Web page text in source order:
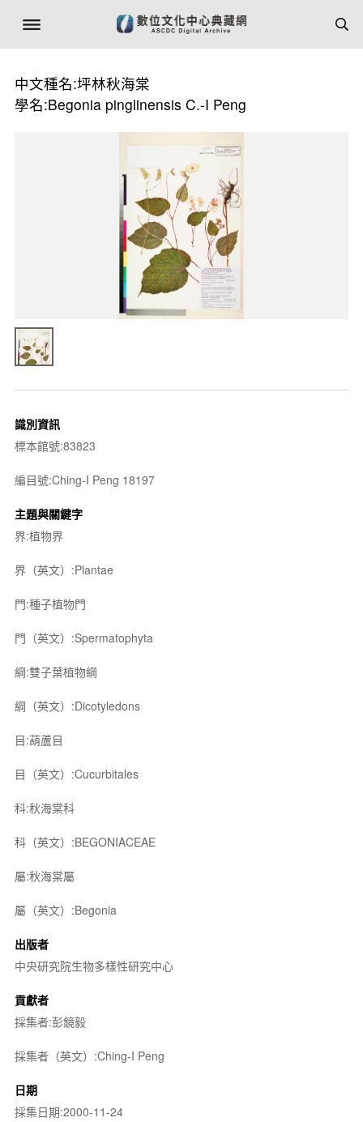
中文種名:坪林秋海棠
學名:Begonia pinglinensis C.-I Peng
識別資訊
標本館號:83823
編目號:Ching-I Peng 18197
主題與關鍵字
界:植物界
界（英文）:Plantae
門:種子植物門
門（英文）:Spermatophyta
綱:雙子葉植物綱
綱（英文）:Dicotyledons
目:葫蘆目
目（英文）:Cucurbitales
科:秋海棠科
科（英文）:BEGONIACEAE
屬:秋海棠屬
屬（英文）:Begonia
出版者
中央研究院生物多樣性研究中心
貢獻者
採集者:彭鏡毅
採集者（英文）:Ching-I Peng
日期
採集日期:2000-11-24